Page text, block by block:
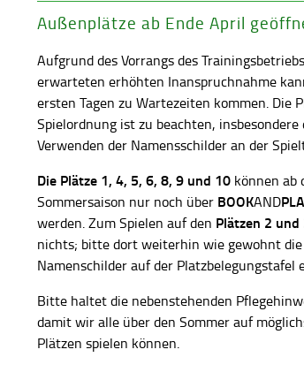
Außenplätze ab Ende April
Aufgrund des Vorrangs des
erwarteten erhöhten Inanspruchnahme
ersten Tagen zu Wartezeiten kommen. Die
Spielordnung ist zu beachten, insbesondere
Verwenden der Namensschilder an der
Die Plätze 1, 4, 5, 6, 8, 9 und 10 können ab
Sommersaison nur noch über BOOKAND
werden. Zum Spielen auf den Plätzen 2 und
nichts; bitte dort weiterhin wie gewohnt die
Namenschilder auf der Platzbelegungstafel
Bitte haltet die nebenstehenden
damit wir alle über den Sommer auf
Plätzen spielen können.